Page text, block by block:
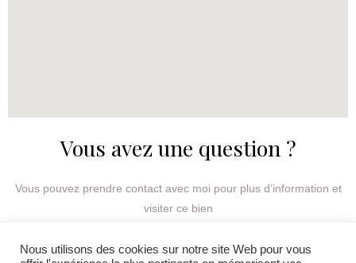
Vous avez une question ?​
Vous pouvez prendre contact avec moi pour plus d’information et
visiter ce bien
Prendre contact
Nous utilisons des cookies sur notre site Web pour vous